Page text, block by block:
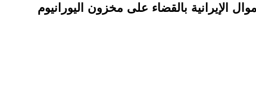
بالقضاء على مخزون اليورانيوم